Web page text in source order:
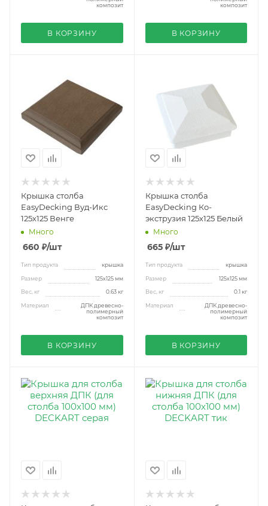
композит
В КОРЗИНУ
композит
В КОРЗИНУ
Крышка столба
EasyDecking Вуд-Икс
125х125 Венге
Много
660 ₽/шт
Тип продукта крышка
Размер 125х125 мм
Вес, кг 0.63 кг
Материал
ДПК древесно-
полимерный
композит
В КОРЗИНУ
Крышка столба
EasyDecking Ко-
экструзия 125х125 Белый
Много
665₽/шт
Тип продукта крышка
Размер 125х125 мм
Вес, кг 0.1 кг
Материал
ДПК древесно-
полимерный
композит
В КОРЗИНУ